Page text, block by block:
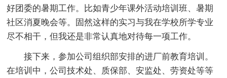
好团委的暑期工作。比如青少年课外活动培训班、暑期
社区消夏晚会等。固然这样的实习与我在学校所学专业
尽不相干，但我还是非常认真地对待每一项工作。
接下来，参加公司组织部安排的进厂前教育培训。
在培训中，公司技术处、质保部、安监处、劳资处等等